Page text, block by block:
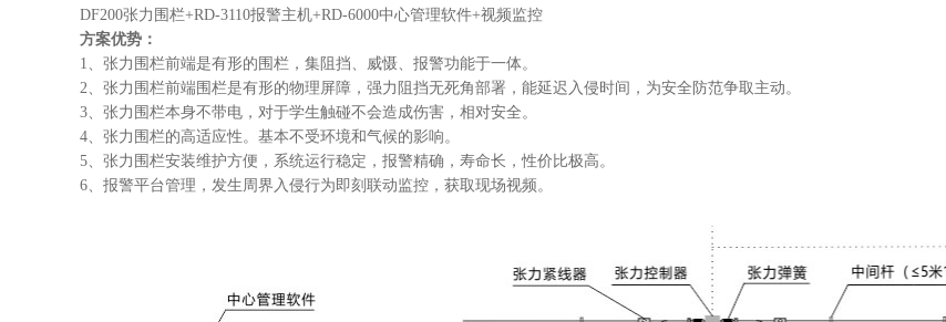
DF200张力围栏+RD-3110报警主机+RD-6000中心管理软件+视频监控
方案优势：
1、张力围栏前端是有形的围栏，集阻挡、威慑、报警功能于一体。
2、张力围栏前端围栏是有形的物理屏障，强力阻挡无死角部署，能延迟入侵时间，为安全防范争取主动。
3、张力围栏本身不带电，对于学生触碰不会造成伤害，相对安全。
4、张力围栏的高适应性。基本不受环境和气候的影响。
5、张力围栏安装维护方便，系统运行稳定，报警精确，寿命长，性价比极高。
6、报警平台管理，发生周界入侵行为即刻联动监控，获取现场视频。